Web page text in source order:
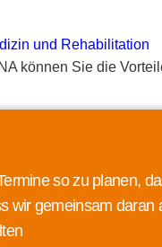
und Rehabilitation
können Sie die
so zu planen,
wir gemeinsam daran